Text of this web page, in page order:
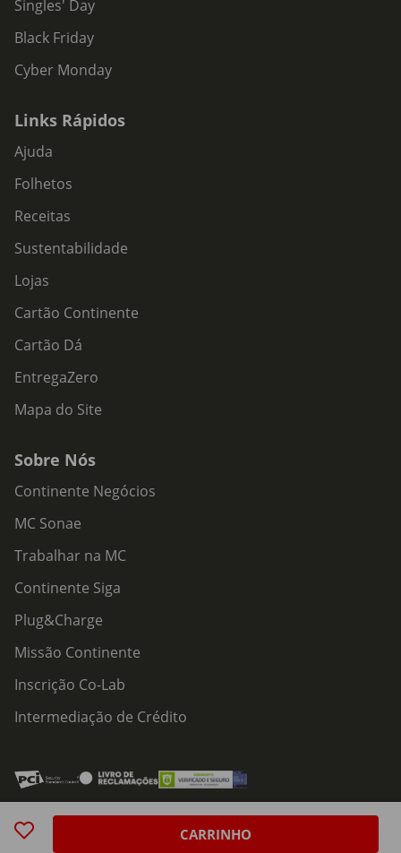
CARRINHO
Singles' Day
Black Friday
Cyber Monday
Links Rápidos
Ajuda
Folhetos
Receitas
Sustentabilidade
Lojas
Cartão Continente
Cartão Dá
EntregaZero
Mapa do Site
Sobre Nós
Continente Negócios
MC Sonae
Trabalhar na MC
Continente Siga
Plug&Charge
Missão Continente
Inscrição Co-Lab
Intermediação de Crédito
Acessibilidade
Política de Privacidade